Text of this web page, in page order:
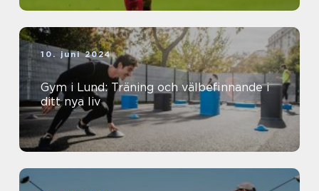
10. juni 2024
Gym i Lund: Träning och välbefinnande i
ditt nya liv